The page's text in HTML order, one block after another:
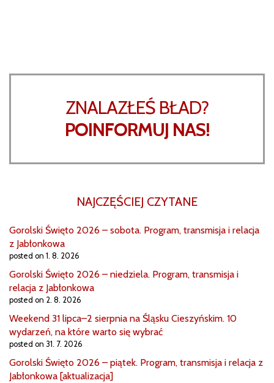
ZNALAZŁEŚ BŁAD?
POINFORMUJ NAS!
NAJCZĘŚCIEJ CZYTANE
Gorolski Święto 2026 – sobota. Program, transmisja i relacja
z Jabłonkowa
posted on 1. 8. 2026
Gorolski Święto 2026 – niedziela. Program, transmisja i
relacja z Jabłonkowa
posted on 2. 8. 2026
Weekend 31 lipca–2 sierpnia na Śląsku Cieszyńskim. 10
wydarzeń, na które warto się wybrać
posted on 31. 7. 2026
Gorolski Święto 2026 – piątek. Program, transmisja i relacja z
Jabłonkowa [aktualizacja]